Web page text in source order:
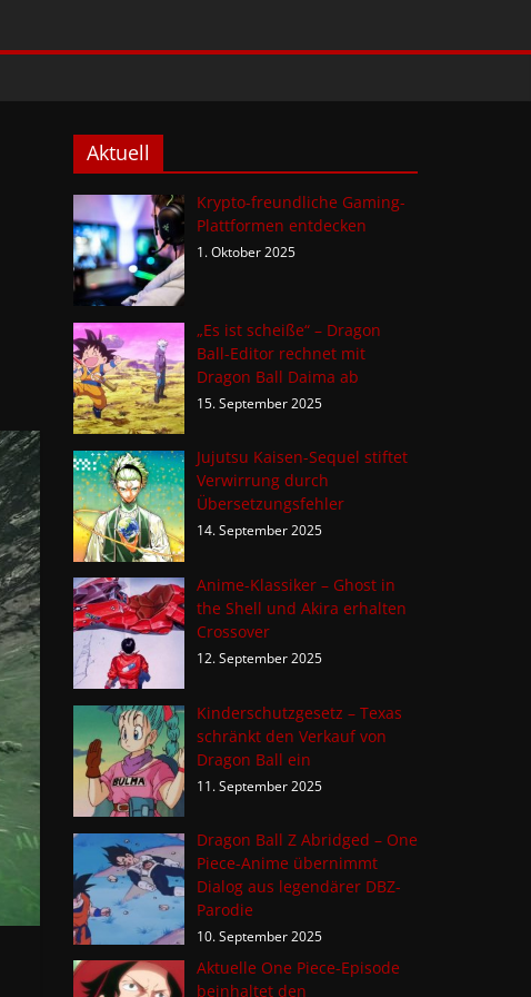
Aktuell
Krypto-freundliche Gaming-
Plattformen entdecken
1. Oktober 2025
„Es ist scheiße“ – Dragon
Ball-Editor rechnet mit
Dragon Ball Daima ab
15. September 2025
Jujutsu Kaisen-Sequel stiftet
Verwirrung durch
Übersetzungsfehler
14. September 2025
Anime-Klassiker – Ghost in
the Shell und Akira erhalten
Crossover
12. September 2025
Kinderschutzgesetz – Texas
schränkt den Verkauf von
Dragon Ball ein
11. September 2025
Dragon Ball Z Abridged – One
Piece-Anime übernimmt
Dialog aus legendärer DBZ-
Parodie
10. September 2025
Aktuelle One Piece-Episode
beinhaltet den